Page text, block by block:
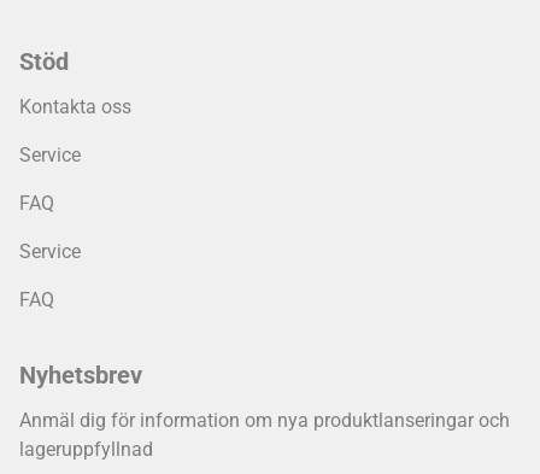
Stöd
Kontakta oss
Service
FAQ
Service
FAQ
Nyhetsbrev
Anmäl dig för information om nya produktlanseringar och
lageruppfyllnad